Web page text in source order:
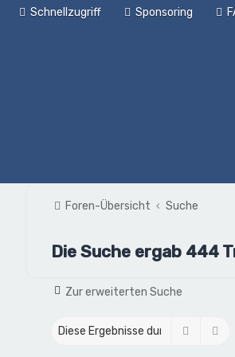
Schnellzugriff Sponsoring
Foren-Übersicht Suche
Die Suche ergab 444
Zur erweiterten Suche
Suche